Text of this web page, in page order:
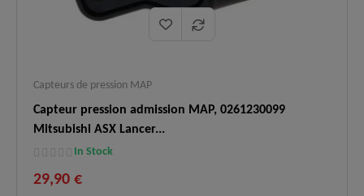
Capteurs de pression MAP
Capteur pression admission MAP, 0261230099
Mitsubishi ASX Lancer...
In Stock
29,90 €